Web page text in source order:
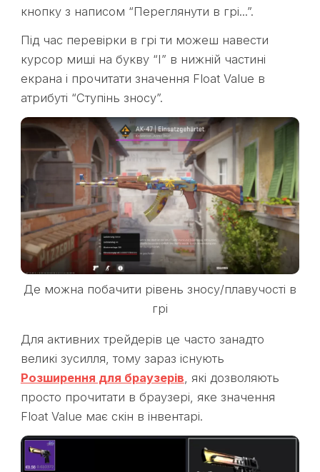
кнопку з написом “Переглянути в грі...”.
Під час перевірки в грі ти можеш навести
курсор миші на букву “I” в нижній частині
екрана і прочитати значення Float Value в
атрибуті “Ступінь зносу”.
Де можна побачити рівень зносу/плавучості в
грі
Для активних трейдерів це часто занадто
великі зусилля, тому зараз існують
Розширення для браузерів, які дозволяють
просто прочитати в браузері, яке значення
Float Value має скін в інвентарі.